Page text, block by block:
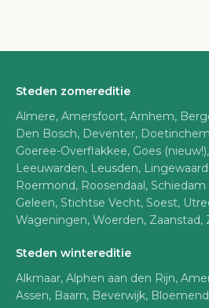
Steden zomereditie
Almere, Amersfoort, Arnhem,
Den Bosch, Deventer,
Goeree-Overflakkee, Goes
Leeuwarden, Leusden,
Roermond, Roosendaal,
Geleen, Stichtse Vecht, Soest,
Wageningen, Woerden, Zaanstad,
Steden wintereditie
Alkmaar, Alphen aan den Rijn,
Assen, Baarn, Beverwijk,